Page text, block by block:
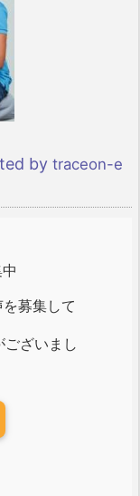
by traceon-e
募集して
ございまし